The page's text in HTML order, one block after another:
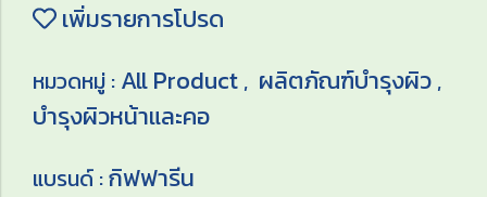
เพิ่มรายการโปรด
หมวดหมู่ : All Product , ผลิตภัณฑ์บำรุงผิว ,
บำรุงผิวหน้าและคอ
แบรนด์ :กิฟฟารีน